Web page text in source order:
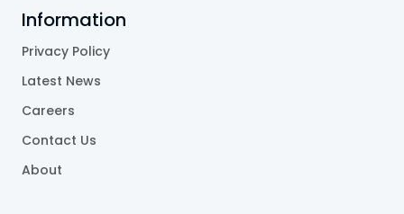
Information
Privacy Policy
Latest News
Careers
Contact Us
About